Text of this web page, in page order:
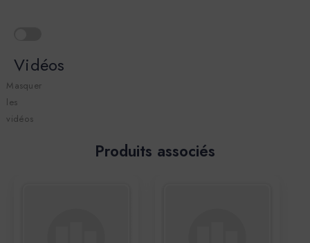
Vidéos
Masquer
les
vidéos
Produits associés